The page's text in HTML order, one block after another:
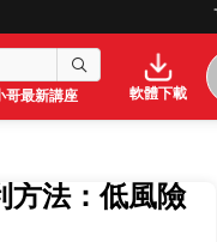
哥最新講座 軟體下載
方法：低風險